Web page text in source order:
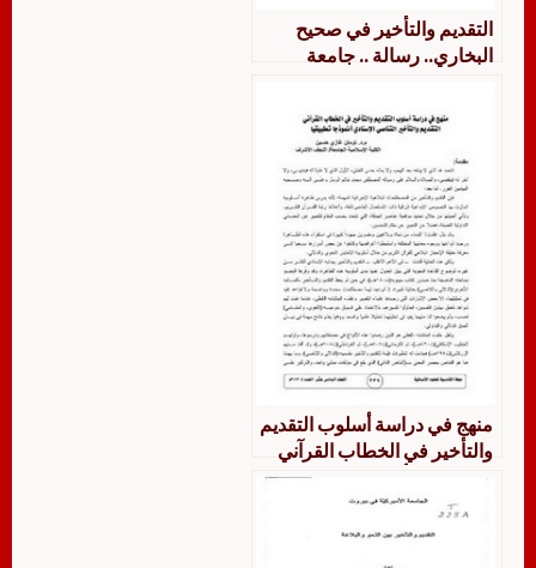
التقديم والتأخير في صحيح
البخاري.. رسالة .. جامعة
منهج في دراسة أسلوب التقديم
والتأخير في الخطاب القرآني
التقديم والتأخير التناصي
الإسنادي أنموذجًا تطبيقيًا